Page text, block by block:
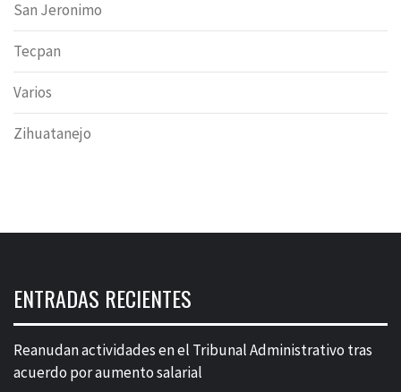
San Jeronimo
Tecpan
Varios
Zihuatanejo
ENTRADAS RECIENTES
Reanudan actividades en el Tribunal Administrativo tras
acuerdo por aumento salarial